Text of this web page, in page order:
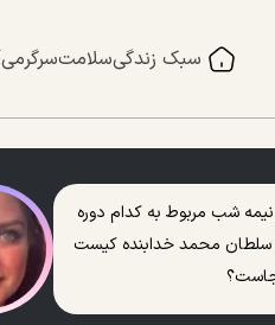
سبک زندگیسلامتسرگرمی
شب مربوط به کدام دوره
محمد خدابنده کیست